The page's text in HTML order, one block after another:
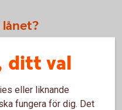
individuellt efter dina
ditt val
eller liknande
fungera för dig. Det